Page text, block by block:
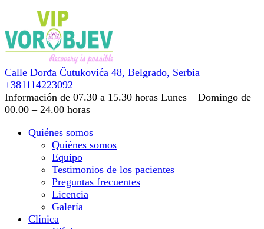
Calle Đorđa Čutukovića 48, Belgrado, Serbia
+381114223092
Información de 07.30 a 15.30 horas Lunes – Domingo de
00.00 – 24.00 horas
Quiénes somos
Quiénes somos
Equipo
Testimonios de los pacientes
Preguntas frecuentes
Licencia
Galería
Clínica